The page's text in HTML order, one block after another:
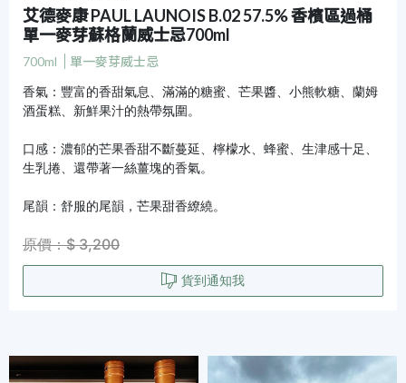
艾德麥康 PAUL LAUNOIS B.02 57.5% 香檳區過桶
單一麥芽蘇格蘭威士忌700ml
700ml
單一麥芽威士忌
香氣：豐富的香甜氣息、滿滿的糖蜜、芒果醬、小熊軟糖、蘭姆
酒蛋糕、新鮮果汁的熱帶氛圍。
口感：濃郁的芒果香甜不斷蔓延、檸檬水、蜂蜜、生津感十足、
生乳捲、還帶著一絲薑塊的香氣。
尾韻：舒服的尾韻，芒果甜香繚繞。
原價：$ 3,200
貨到通知我